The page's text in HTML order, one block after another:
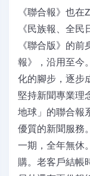
《聯合報》也
《民族報、全
《聯合版》的
報》，沿用至今
化的腳步，逐步
堅持新聞專業理
地球」的聯合報
優質的新聞服
一期，全年無休
購。老客戶結帳